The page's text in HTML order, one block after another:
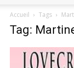
Accueil Tags
Tag: